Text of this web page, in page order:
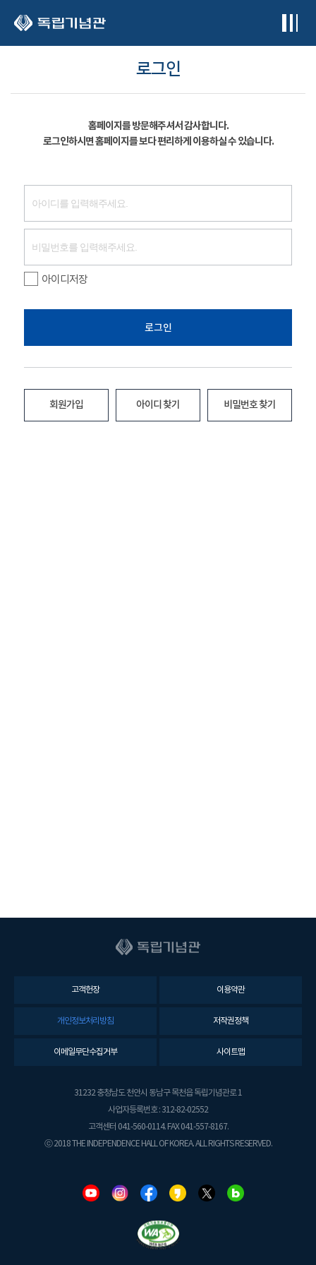
로그인
홈페이지를 방문해주셔서 감사합니다.
로그인하시면 홈페이지를 보다 편리하게 이용하실 수 있습니다.
아이디저장
로그인
회원가입 아이디 찾기 비밀번호 찾기
고객헌장 이용약관
개인정보처리방침 저작권정책
이메일무단수집거부 사이트맵
31232 충청남도 천안시 동남구 목천읍 독립기념관로 1
사업자등록번호 : 312-82-02552
고객센터 041-560-0114. FAX 041-557-8167.
ⓒ 2018 THE INDEPENDENCE HALL OF KOREA. ALL RIGHTS RESERVED.